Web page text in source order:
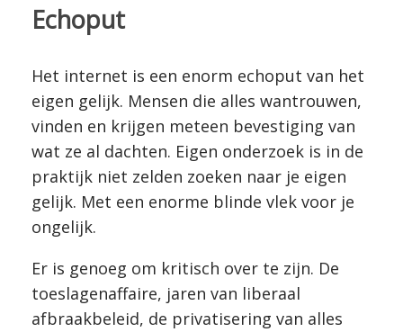
Echoput
Het internet is een enorm echoput van het
eigen gelijk. Mensen die alles wantrouwen,
vinden en krijgen meteen bevestiging van
wat ze al dachten. Eigen onderzoek is in de
praktijk niet zelden zoeken naar je eigen
gelijk. Met een enorme blinde vlek voor je
ongelijk.
Er is genoeg om kritisch over te zijn. De
toeslagenaffaire, jaren van liberaal
afbraakbeleid, de privatisering van alles